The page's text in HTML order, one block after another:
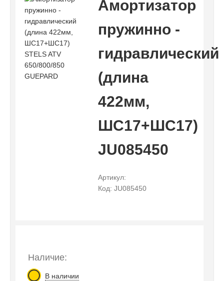
Амортизатор
пружинно -
гидравлический
(длина
422мм,
ШС17+ШС17)
JU085450
Артикул:
Код: JU085450
Наличие:
В наличии